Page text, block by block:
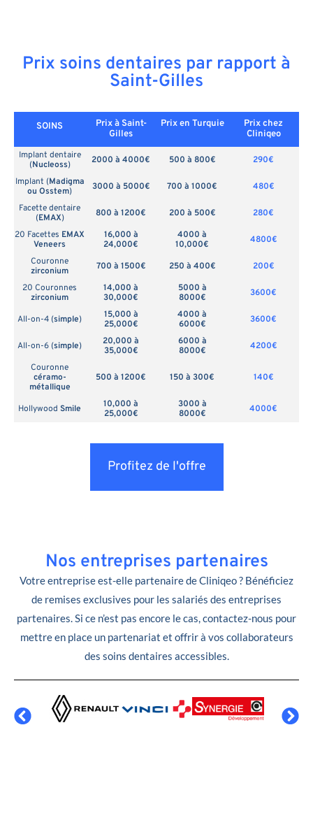
Prix soins dentaires par rapport à
Saint-Gilles
SOINS
Prix à Saint-
Gilles
Prix en Turquie
Prix chez
Cliniqeo
Implant dentaire
(Nucleoss) 2000 à 4000€ 500 à 800€
290€
Implant (Madigma
ou Osstem) 3000 à 5000€ 700 à 1000€
480€
Facette dentaire
(EMAX) 800 à 1200€ 200 à 500€
280€
20 Facettes EMAX
Veneers
16,000 à
24,000€
4000 à
10,000€
4800€
Couronne
zirconium
700 à 1500€ 250 à 400€
200€
20 Couronnes
zirconium
14,000 à
30,000€
5000 à
8000€
3600€
All-on-4 (simple)
15,000 à
25,000€
4000 à
6000€
3600€
All-on-6 (simple)
20,000 à
35,000€
6000 à
8000€
4200€
Couronne
céramo-
métallique
500 à 1200€ 150 à 300€ 140€
Hollywood Smile
10,000 à
25,000€
3000 à
8000€
4000€
Profitez de l'offre
Nos entreprises partenaires
Votre entreprise est-elle partenaire de Cliniqeo ? Bénéficiez
de remises exclusives pour les salariés des entreprises
partenaires. Si ce n’est pas encore le cas, contactez-nous pour
mettre en place un partenariat et offrir à vos collaborateurs
des soins dentaires accessibles.